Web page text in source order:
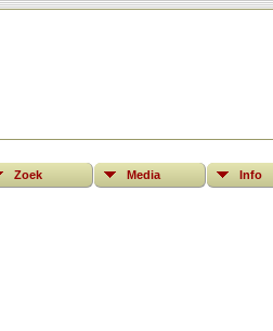
Zoek Media Info